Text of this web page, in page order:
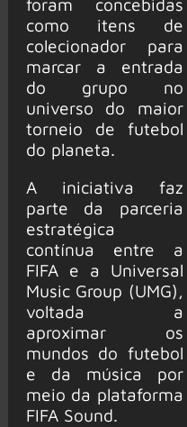
como itens de
colecionador para
marcar a entrada
do grupo no
universo do maior
torneio de futebol
do planeta.
A iniciativa faz
parte da parceria
estratégica
contínua entre a
FIFA e a Universal
Music Group (UMG),
voltada a
aproximar os
mundos do futebol
e da música por
meio da plataforma
FIFA Sound.